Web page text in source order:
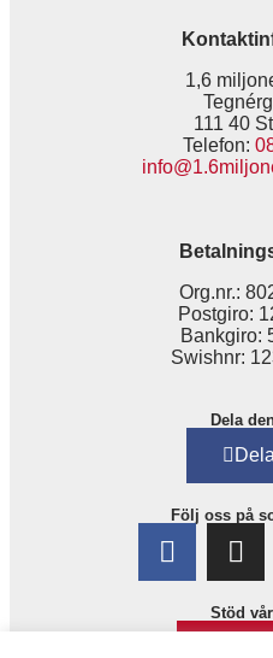
1,6
111 40
Telefon:
Org.nr.:
Postgiro:
Bankgiro:
Swishnr:
Dela
Följ oss på
Stöd